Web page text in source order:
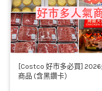
[Costco 好市多必買]
商品 (含黑鑽卡）